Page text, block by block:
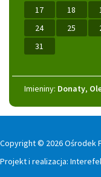
17
18
24
25
31
Imieniny
Imieniny: Donaty,
Copyright © 2026 Ośrodek
Projekt i realizacja: